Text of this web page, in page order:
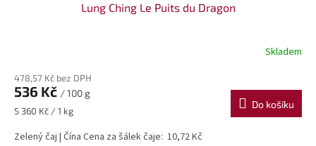
Lung Ching Le Puits du Dragon
Skladem
478,57 Kč bez DPH
536 Kč / 100 g
Měrná
5 360 Kč / 1 kg
Do košíku
Zelený čaj | Čína Cena za šálek čaje: 10,72 Kč